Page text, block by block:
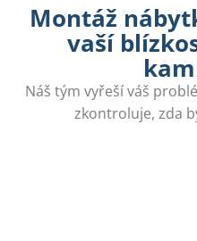
Montáž
vaší
Náš tým vyřeší váš
zkontroluje, zda